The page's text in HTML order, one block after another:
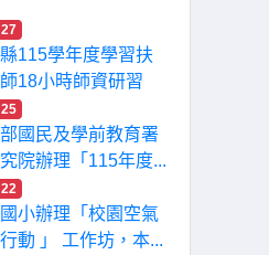
27
115學年度學習扶
18小時師資研習
25
國民及學前教育署
院辦理「115年度...
22
小辦理「校園空氣
動 」 工作坊，本...